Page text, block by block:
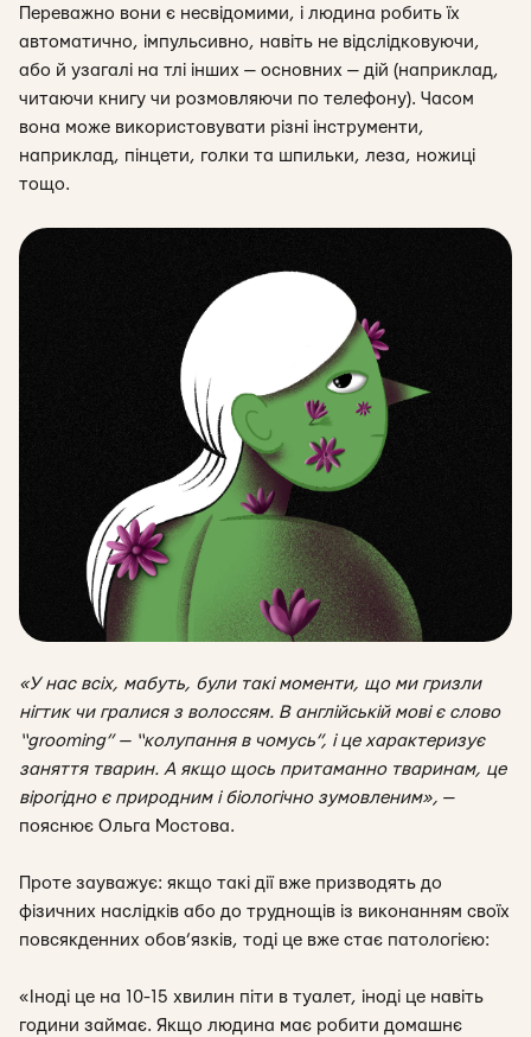
Переважно вони є несвідомими, і людина робить їх
автоматично, імпульсивно, навіть не відслідковуючи,
або й узагалі на тлі інших — основних — дій (наприклад,
читаючи книгу чи розмовляючи по телефону). Часом
вона може використовувати різні інструменти,
наприклад, пінцети, голки та шпильки, леза, ножиці
тощо.
«У нас всіх, мабуть, були такі моменти, що ми гризли
нігтик чи гралися з волоссям. В англійській мові є слово
“grooming” — “колупання в чомусь”, і це характеризує
заняття тварин. А якщо щось притаманно тваринам, це
вірогідно є природним і біологічно зумовленим», —
пояснює Ольга Мостова.
Проте зауважує: якщо такі дії вже призводять до
фізичних наслідків або до труднощів із виконанням своїх
повсякденних обов’язків, тоді це вже стає патологією:
«Іноді це на 10-15 хвилин піти в туалет, іноді це навіть
години займає. Якщо людина має робити домашнє